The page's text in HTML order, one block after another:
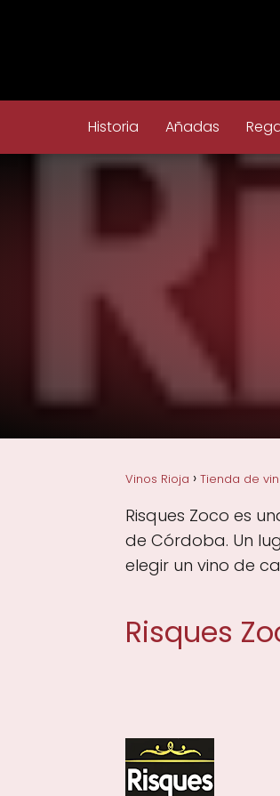
Historia Añadas
Vinos Rioja Tienda de
Risques Zoco es
de Córdoba. Un
elegir un vino de
Risques